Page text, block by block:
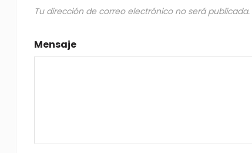
Tu dirección de correo electrónico no será publicada.
Mensaje